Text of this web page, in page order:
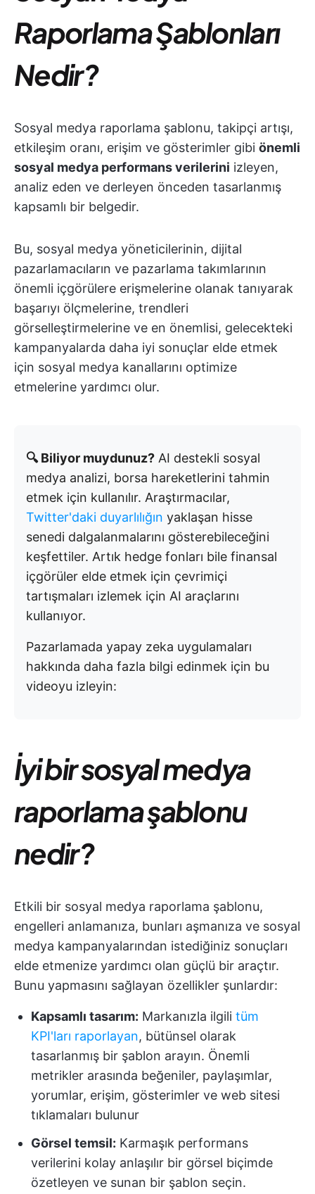
Raporlama Şablonları
Nedir?
Sosyal medya raporlama şablonu, takipçi artışı,
etkileşim oranı, erişim ve gösterimler gibi önemli
sosyal medya performans verilerini izleyen,
analiz eden ve derleyen önceden tasarlanmış
kapsamlı bir belgedir.
Bu, sosyal medya yöneticilerinin, dijital
pazarlamacıların ve pazarlama takımlarının
önemli içgörülere erişmelerine olanak tanıyarak
başarıyı ölçmelerine, trendleri
görselleştirmelerine ve en önemlisi, gelecekteki
kampanyalarda daha iyi sonuçlar elde etmek
için sosyal medya kanallarını optimize
etmelerine yardımcı olur.
🔍 Biliyor muydunuz? AI destekli sosyal
medya analizi, borsa hareketlerini tahmin
etmek için kullanılır. Araştırmacılar,
Twitter'daki duyarlılığın yaklaşan hisse
senedi dalgalanmalarını gösterebileceğini
keşfettiler. Artık hedge fonları bile finansal
içgörüler elde etmek için çevrimiçi
tartışmaları izlemek için AI araçlarını
kullanıyor.
Pazarlamada yapay zeka uygulamaları
hakkında daha fazla bilgi edinmek için bu
videoyu izleyin:
İyi bir sosyal medya
raporlama şablonu
nedir?
Etkili bir sosyal medya raporlama şablonu,
engelleri anlamanıza, bunları aşmanıza ve sosyal
medya kampanyalarından istediğiniz sonuçları
elde etmenize yardımcı olan güçlü bir araçtır.
Bunu yapmasını sağlayan özellikler şunlardır:
Kapsamlı tasarım: Markanızla ilgili tüm
KPI'ları raporlayan, bütünsel olarak
tasarlanmış bir şablon arayın. Önemli
metrikler arasında beğeniler, paylaşımlar,
yorumlar, erişim, gösterimler ve web sitesi
tıklamaları bulunur
Görsel temsil: Karmaşık performans
verilerini kolay anlaşılır bir görsel biçimde
özetleyen ve sunan bir şablon seçin.